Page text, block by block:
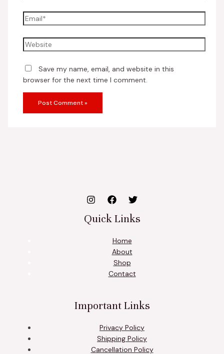
Save my name, email, and website in this
browser for the next time I comment.
Quick Links
Home
About
Shop
Contact
Important Links
Privacy Policy
Shipping Policy
Cancellation Policy